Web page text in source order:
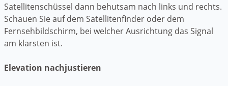
Satellitenschüssel dann behutsam nach links und rechts.
Schauen Sie auf dem Satellitenfinder oder dem
Fernsehbildschirm, bei welcher Ausrichtung das Signal
am klarsten ist.
Elevation nachjustieren